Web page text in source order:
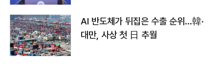
AI 반도체가 뒤집은 수출 순위…韓·
대만, 사상 첫 日 추월